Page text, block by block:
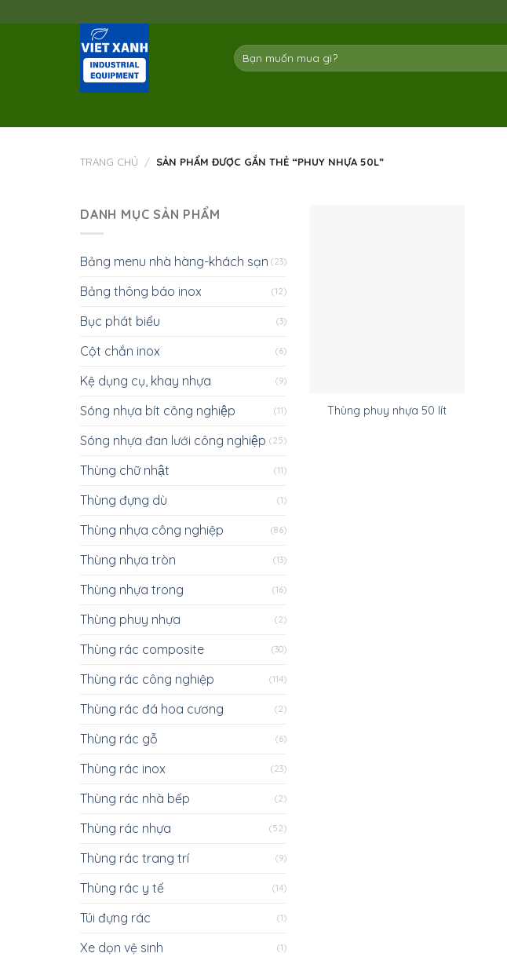
to
Tìm
kiếm:
TRANG CHỦ / SẢN PHẨM ĐƯỢC GẮN THẺ “PHUY NHỰA 50L”
DANH MỤC SẢN PHẨM
Bảng menu nhà hàng-khách sạn (23)
Bảng thông báo inox (12)
Bục phát biểu (3)
Cột chắn inox (6)
Kệ dụng cụ, khay nhựa (9)
Sóng nhựa bít công nghiệp (11)
Sóng nhựa đan lưới công nghiệp (25)
Thùng chữ nhật (11)
Thùng đựng dù (1)
Thùng nhựa công nghiệp (86)
Thùng nhựa tròn (13)
Thùng nhựa trong (16)
Thùng phuy nhựa (2)
Thùng rác composite (30)
Thùng rác công nghiệp (114)
Thùng rác đá hoa cương (2)
Thùng rác gỗ (6)
Thùng rác inox (23)
Thùng rác nhà bếp (2)
Thùng rác nhựa (52)
Thùng rác trang trí (9)
Thùng rác y tế (14)
Túi đựng rác (1)
Xe dọn vệ sinh (1)
Thùng phuy nhựa 50 lít